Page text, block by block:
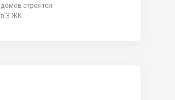
домов строятся
в 3 ЖК